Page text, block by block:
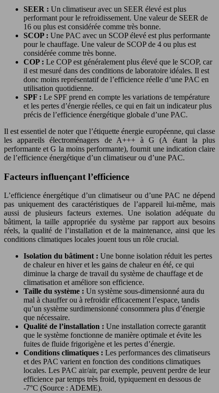
SEER : Un climatiseur avec un SEER élevé est plus
performant pour le refroidissement. Une valeur de SEER de
16 ou plus est considérée comme très bonne.
SCOP : Une PAC avec un SCOP élevé est plus performante
pour le chauffage. Une valeur de SCOP de 4 ou plus est
considérée comme très bonne.
COP : Le COP est généralement plus élevé que le SCOP, car
il est mesuré dans des conditions de laboratoire idéales. Il est
donc moins représentatif de l’efficience réelle d’une PAC en
utilisation quotidienne.
SPF : Le SPF prend en compte les variations de température
et les pertes d’énergie réelles, ce qui en fait un indicateur plus
précis de l’efficience énergétique globale d’une PAC.
Il est essentiel de noter que l’étiquette énergie européenne, qui classe
les appareils électroménagers de A+++ à G (A étant la plus
performante et G la moins performante), fournit une indication claire
de l’efficience énergétique d’un climatiseur ou d’une PAC.
Facteurs influençant l’efficience
L’efficience énergétique d’un climatiseur ou d’une PAC ne dépend
pas uniquement des caractéristiques de l’appareil lui-même, mais
aussi de plusieurs facteurs externes. Une isolation adéquate du
bâtiment, la taille appropriée du système par rapport aux besoins
réels, la qualité de l’installation et de la maintenance, ainsi que les
conditions climatiques locales jouent tous un rôle crucial.
Isolation du bâtiment : Une bonne isolation réduit les pertes
de chaleur en hiver et les gains de chaleur en été, ce qui
diminue la charge de travail du système de chauffage et de
climatisation et améliore son efficience.
Taille du système : Un système sous-dimensionné aura du
mal à chauffer ou à refroidir efficacement l’espace, tandis
qu’un système surdimensionné consommera plus d’énergie
que nécessaire.
Qualité de l’installation : Une installation correcte garantit
que le système fonctionne de manière optimale et évite les
fuites de fluide frigorigène et les pertes d’énergie.
Conditions climatiques : Les performances des climatiseurs
et des PAC varient en fonction des conditions climatiques
locales. Les PAC air/air, par exemple, peuvent perdre de leur
efficience par temps très froid, typiquement en dessous de
-7°C (Source : ADEME).